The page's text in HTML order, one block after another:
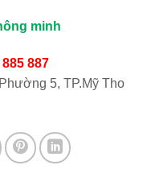
minh
887
5, TP.Mỹ Tho